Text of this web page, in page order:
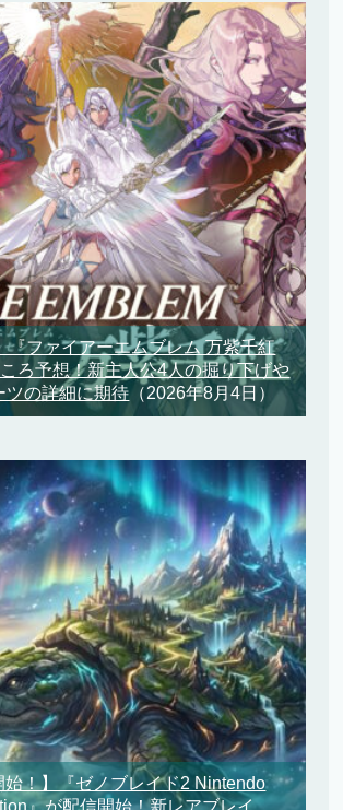
『ファイアーエムブレム 万紫千紅
ろ予想！新主人公4人の掘り下げや
ツの詳細に期待（2026年8月4日）
始！】『ゼノブレイド2 Nintendo
』が配信開始！新レアブレイ